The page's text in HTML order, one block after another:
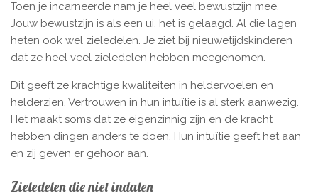
Toen je incarneerde nam je heel veel bewustzijn mee.
Jouw bewustzijn is als een ui, het is gelaagd. Al die lagen
heten ook wel zieledelen. Je ziet bij nieuwetijdskinderen
dat ze heel veel zieledelen hebben meegenomen.
Dit geeft ze krachtige kwaliteiten in heldervoelen en
helderzien. Vertrouwen in hun intuïtie is al sterk aanwezig.
Het maakt soms dat ze eigenzinnig zijn en de kracht
hebben dingen anders te doen. Hun intuïtie geeft het aan
en zij geven er gehoor aan.
Zieledelen die niet indalen